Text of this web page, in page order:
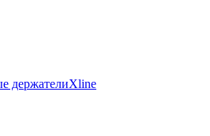
держателиXline